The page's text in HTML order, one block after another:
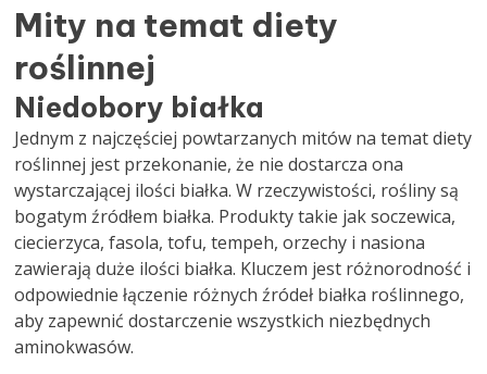
Mity na temat diety
roślinnej
Niedobory białka
Jednym z najczęściej powtarzanych mitów na temat diety
roślinnej jest przekonanie, że nie dostarcza ona
wystarczającej ilości białka. W rzeczywistości, rośliny są
bogatym źródłem białka. Produkty takie jak soczewica,
ciecierzyca, fasola, tofu, tempeh, orzechy i nasiona
zawierają duże ilości białka. Kluczem jest różnorodność i
odpowiednie łączenie różnych źródeł białka roślinnego,
aby zapewnić dostarczenie wszystkich niezbędnych
aminokwasów.